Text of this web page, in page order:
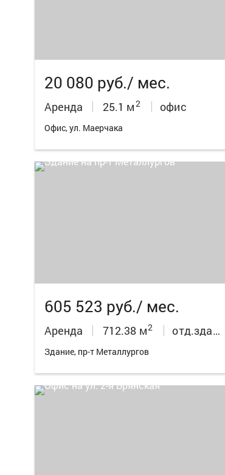
20 080 руб./ мес.
Аренда 25.1 м2 офис
Офис, ул. Маерчака
605 523 руб./ мес.
Аренда 712.38 м2 отд.здания
Здание, пр-т Металлургов